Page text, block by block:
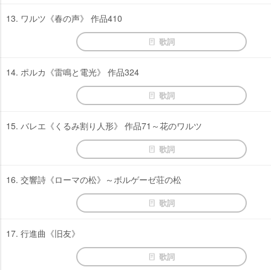
13. ワルツ《春の声》 作品410
歌詞
14. ポルカ《雷鳴と電光》 作品324
歌詞
15. バレエ《くるみ割り人形》 作品71～花のワルツ
歌詞
16. 交響詩《ローマの松》～ボルゲーゼ荘の松
歌詞
17. 行進曲《旧友》
歌詞